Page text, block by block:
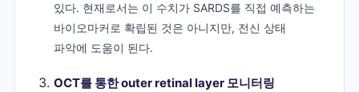
있다. 현재로서는 이 수치가 SARDS를 직접 예측하는
바이오마커로 확립된 것은 아니지만, 전신 상태
파악에 도움이 된다.
OCT를 통한 outer retinal layer 모니터링